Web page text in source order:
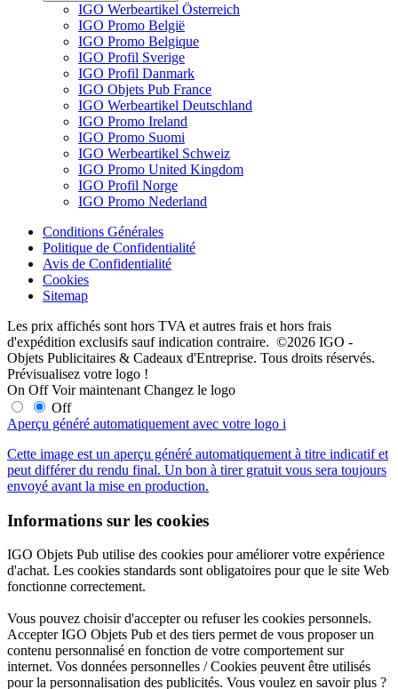
IGO Werbeartikel Österreich
IGO Promo België
IGO Promo Belgique
IGO Profil Sverige
IGO Profil Danmark
IGO Objets Pub France
IGO Werbeartikel Deutschland
IGO Promo Ireland
IGO Promo Suomi
IGO Werbeartikel Schweiz
IGO Promo United Kingdom
IGO Profil Norge
IGO Promo Nederland
Conditions Générales
Politique de Confidentialité
Avis de Confidentialité
Cookies
Sitemap
Les prix affichés sont hors TVA et autres frais et hors frais
d'expédition exclusifs sauf indication contraire. ©2026 IGO -
Objets Publicitaires & Cadeaux d'Entreprise. Tous droits réservés.
Prévisualisez votre logo !
On Off Voir maintenant Changez le logo
Off
Aperçu généré automatiquement avec votre logo i
Cette image est un aperçu généré automatiquement à titre indicatif et
peut différer du rendu final. Un bon à tirer gratuit vous sera toujours
envoyé avant la mise en production.
Informations sur les cookies
IGO Objets Pub utilise des cookies pour améliorer votre expérience
d'achat. Les cookies standards sont obligatoires pour que le site Web
fonctionne correctement.
Vous pouvez choisir d'accepter ou refuser les cookies personnels.
Accepter IGO Objets Pub et des tiers permet de vous proposer un
contenu personnalisé en fonction de votre comportement sur
internet. Vos données personnelles / Cookies peuvent être utilisés
pour la personnalisation des publicités. Vous voulez en savoir plus ?